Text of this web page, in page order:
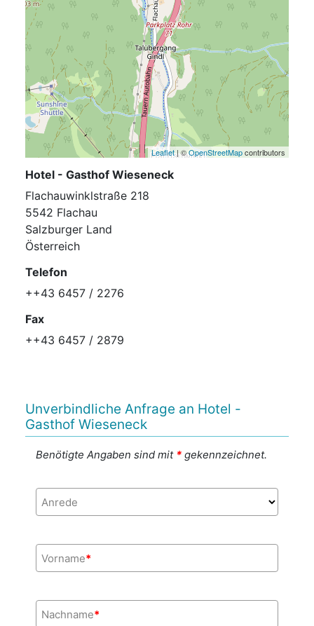
Leaflet| ©OpenStreetMapcontributors
Hotel - Gasthof Wieseneck
Flachauwinklstraße 218
5542 Flachau
Salzburger Land
Österreich
Telefon
++43 6457 / 2276
Fax
++43 6457 / 2879
Unverbindliche Anfrage an Hotel -
Gasthof Wieseneck
Benötigte Angaben sind mit *gekennzeichnet.
Anrede
Vorname*
Nachname*